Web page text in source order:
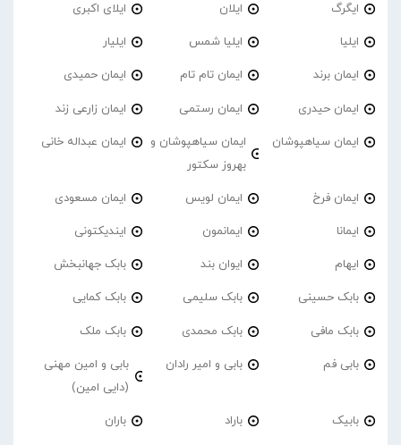
ایگرگ ایلان ایلای اکبری
ایلیا ایلیا شمس ایلیار
ایمان برند ایمان تام تام ایمان حمیدی
ایمان حیدری ایمان رستمی ایمان زارعی زند
ایمان سیاهپوشان
ایمان سیاهپوشان و
بهروز سکتور
ایمان عبداله خانی
ایمان فرخ ایمان لویس ایمان مسعودی
ایمانا ایمانمون ایندیکتونی
ایهام ایوان بند بابک جهانبخش
بابک حسینی بابک سلیمی بابک کمایی
بابک مافی بابک محمدی بابک ملک
بابی فم بابی و امیر رادان
بابی و امین مهنی
(دایی امین)
بابیک باراد باران